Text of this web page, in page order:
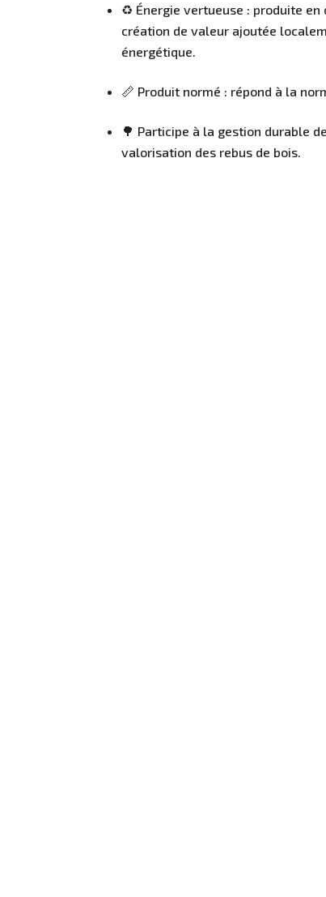
♻️ Énergie vertueuse : produite
création de valeur ajoutée
énergétique.
📏 Produit normé : répond à la
🌳 Participe à la gestion durable
valorisation des rebus de bois.